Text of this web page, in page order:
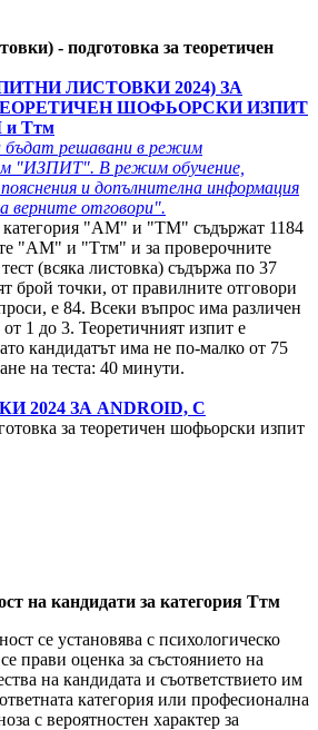
- подготовка за теоретичен
ЛИСТОВКИ 2024) ЗА
ШОФЬОРСКИ ИЗПИТ
Ттм
решавани в режим
В режим обучение,
и допълнителна информация
верните отговори".
категория "АМ" и "ТМ" съдържат 1184
"АМ" и "Ттм" и за проверочните
(всяка листовка) съдържа по 37
брой точки, от правилните отговори
е 84. Всеки въпрос има различен
1 до 3. Теоретичният изпит е
кандидатът има не по-малко от 75
на теста: 40 минути.
2024 ЗА ANDROID, С
за теоретичен шофьорски изпит
на кандидати за категория Ттм
се установява с психологическо
прави оценка за състоянието на
на кандидата и съответствието им
категория или професионална
с вероятностен характер за